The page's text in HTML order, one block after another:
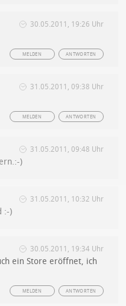
30.05.2011, 19:26 Uhr
ANTWORTEN
MELDEN
31.05.2011, 09:38 Uhr
ANTWORTEN
MELDEN
31.05.2011, 09:48 Uhr
)
31.05.2011, 10:32 Uhr
:-)
30.05.2011, 19:34 Uhr
ein Store eröffnet, ich
ANTWORTEN
MELDEN